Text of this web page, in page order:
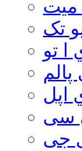
تک
تو
اپل
سی
جی